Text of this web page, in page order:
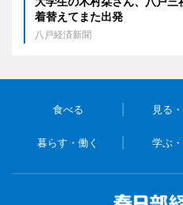
着替えてまた出発
八戸経済新聞
食べる 見る
暮らす・働く 学ぶ